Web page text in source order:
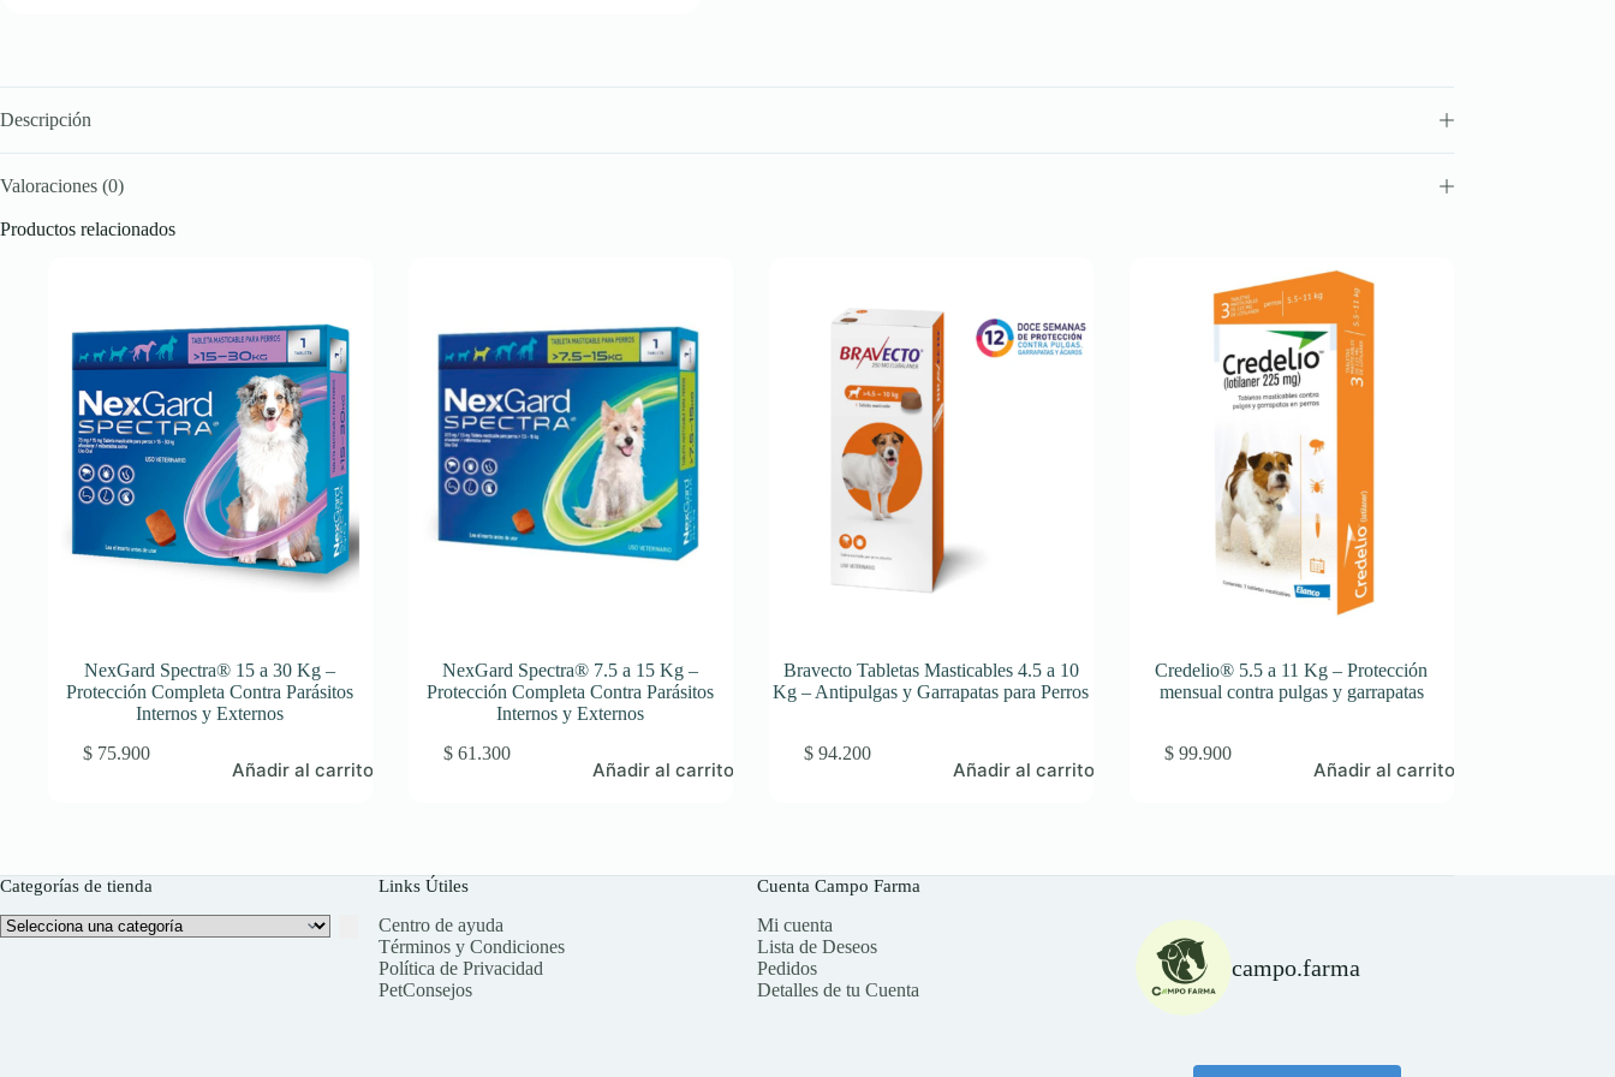
Descripción
Valoraciones (0)
Productos relacionados
NexGard Spectra® 15 a 30 Kg –
Protección Completa Contra Parásitos
Internos y Externos
$ 75.900
Añadir al carrito
NexGard Spectra® 7.5 a 15 Kg –
Protección Completa Contra Parásitos
Internos y Externos
$ 61.300
Añadir al carrito
Bravecto Tabletas Masticables 4.5 a 10
Kg – Antipulgas y Garrapatas para Perros
$ 94.200
Añadir al carrito
Credelio® 5.5 a 11 Kg – Protección
mensual contra pulgas y garrapatas
$ 99.900
Añadir al carrito
Categorías de tienda
Selecciona
una
Links Útiles
Centro de ayuda
Términos y Condiciones
Política de Privacidad
PetConsejos
Cuenta Campo Farma
Mi cuenta
Lista de Deseos
Pedidos
Detalles de tu Cuenta
campo.farma